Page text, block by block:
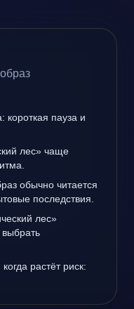
короткая пауза и
лес» чаще
обычно читается
последствия.
лес»
выбрать
растёт риск: